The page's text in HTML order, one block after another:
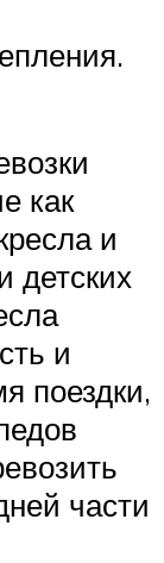
как
и
детских
и
поездки,
части